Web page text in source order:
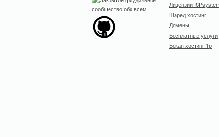
Лицензии
Шаред хостинг
Домены
Бесплатные услуги
Бекап хостинг 1р